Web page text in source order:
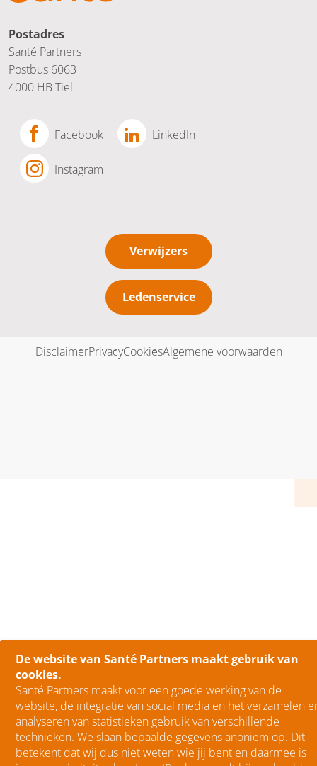
De website van Santé Partners maakt gebruik van
cookies.
Santé Partners maakt voor een goede werking van de
website, de integratie van social media en het verzamelen
analyseren van statistieken gebruik van verschillende
technieken. We slaan bepaalde gegevens anoniem op. Dit
betekent dat wij dus niet weten wie jij bent en daarmee is
Postadres
Santé Partners
Postbus 6063
4000 HB Tiel
Facebook LinkedIn
Instagram
Verwijzers
Ledenservice
DisclaimerPrivacyCookiesAlgemene voorwaarden